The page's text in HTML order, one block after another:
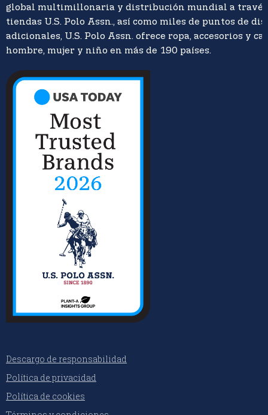
global multimillonaria y distribución mundial a través
tiendas U.S. Polo Assn., así como miles de puntos de
adicionales, U.S. Polo Assn. ofrece ropa, accesorios y
hombre, mujer y niño en más de 190 países.
Descargo de responsabilidad
Política de privacidad
Política de cookies